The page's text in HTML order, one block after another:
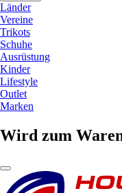
Länder
Vereine
Trikots
Schuhe
Ausrüstung
Kinder
Lifestyle
Outlet
Marken
Wird zum